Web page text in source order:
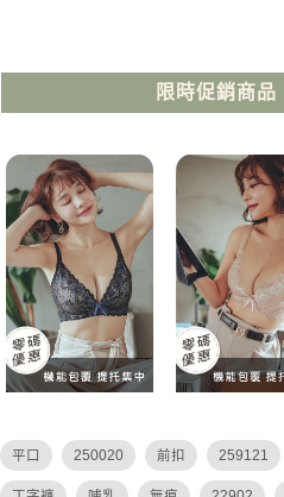
限時促銷商品
平口 250020 前扣 259121